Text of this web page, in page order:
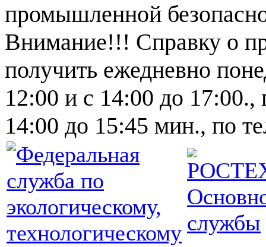
промышленной
Внимание!!! Справку о
получить ежедневно
12:00 и с 14:00 до 17:00.,
14:00 до 15:45 мин., по
службы